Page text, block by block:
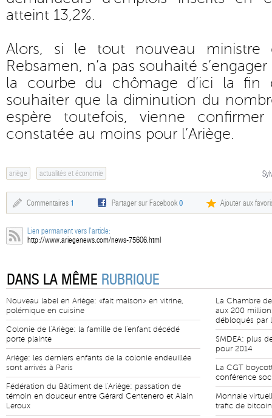
atteint 13,2%.
Alors, si le tout nouveau ministre
Rebsamen, n’a pas souhaité
la courbe du chômage d’ici la fin
souhaiter que la diminution du
espère toutefois, vienne
constatée au moins pour l’Ariège.
ariège actualités et économie
Commentaires 1 Partager sur Facebook0 Ajouter aux
Lien permanent vers l'article:
http://www.ariegenews.com/news-75606.html
DANS LA MÊME RUBRIQUE
Nouveau label en Ariège: «fait maison» en vitrine,
polémique en cuisine
Colonie de l'Ariège: la famille de l'enfant décédé
porte plainte
Ariège: les derniers enfants de la colonie endeuillée
sont arrivés à Paris
Fédération du Bâtiment de l'Ariège: passation de
témoin en douceur entre Gérard Centenero et Alain
Leroux
La Chambre
aux 200
débloqués par
SMDEA: plus
pour 2014
La CGT
conférence
Monnaie
trafic de bitcoin